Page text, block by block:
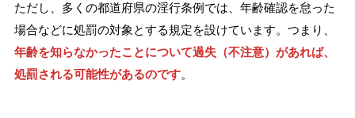
ただし、多くの都道府県の淫行条例では、年齢確認を怠った
場合などに処罰の対象とする規定を設けています。つまり、
年齢を知らなかったことについて過失（不注意）があれば、
処罰される可能性があるのです。